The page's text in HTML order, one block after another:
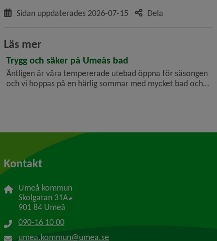
Sidan uppdaterades 2026-07-15 Dela
Läs mer
Trygg och säker på Umeås bad
Äntligen är våra tempererade utebad öppna för säsongen
och vi hoppas på en härlig sommar med mycket bad och
Kontakt
Umeå kommun
Skolgatan 31A Länk till annan webbplats, öppnas i nytt
901 84 Umeå
090-16 10 00
umea.kommun@umea.se